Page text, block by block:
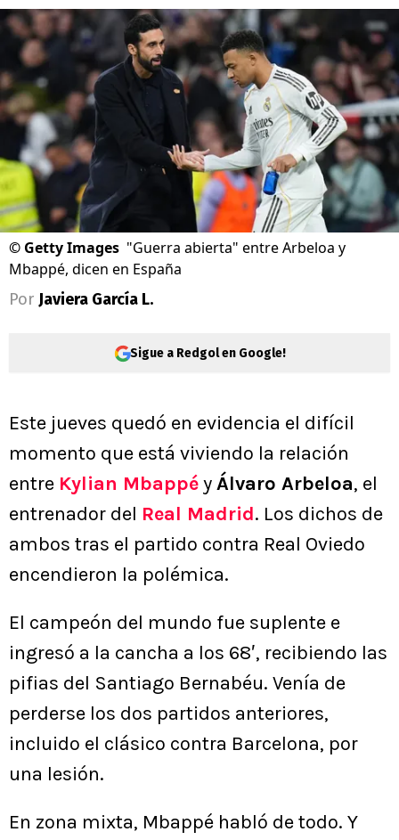
© Getty Images "Guerra abierta" entre Arbeloa y
Mbappé, dicen en España
Por Javiera García L.
Sigue a Redgol en Google!
Este jueves quedó en evidencia el difícil
momento que está viviendo la relación
entre Kylian MbappéyÁlvaro Arbeloa, el
entrenador del Real Madrid. Los dichos de
ambos tras el partido contra Real Oviedo
encendieron la polémica.
El campeón del mundo fue suplente e
ingresó a la cancha a los 68′, recibiendo las
pifias del Santiago Bernabéu. Venía de
perderse los dos partidos anteriores,
incluido el clásico contra Barcelona, por
una lesión.
En zona mixta, Mbappé habló de todo. Y